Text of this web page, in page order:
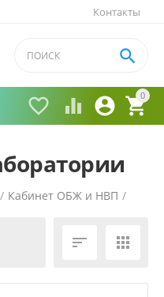
Контакты
0


 

/ Кабинет ОБЖ и НВП /
 